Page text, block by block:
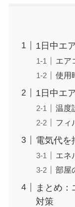
1日中エ
エア
使用
1日中エ
温度
フィ
電気代を
エネ
部屋
まとめ
対策